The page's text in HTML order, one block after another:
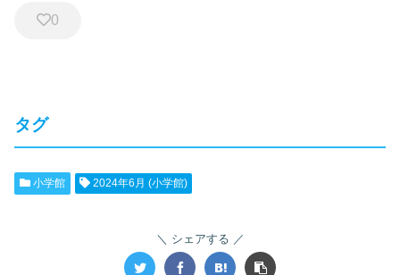
0
タグ
小学館 2024年6月 (小学館)
シェアする